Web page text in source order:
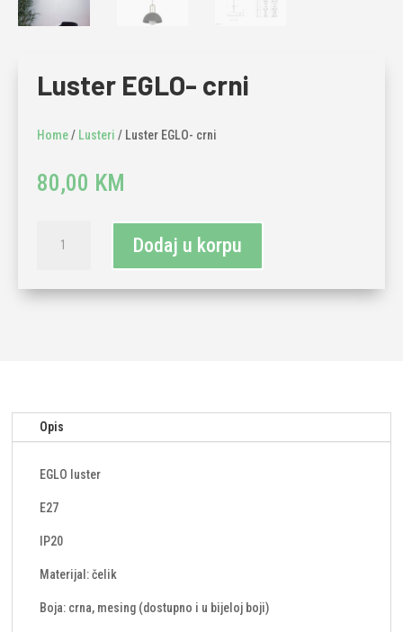
Luster EGLO- crni
Home/ Lusteri / Luster EGLO- crni
80,00 KM
EGLO-
količina
Dodaj u korpu
Opis
EGLO luster
E27
IP20
Materijal: čelik
Boja: crna, mesing (dostupno i u bijeloj boji)